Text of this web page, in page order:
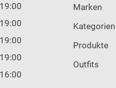
Marken
Kategorien
Produkte
Outfits